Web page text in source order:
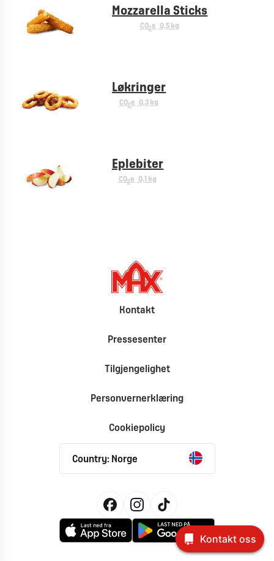
Mozzarella Sticks
CO2e 0,5 kg
Løkringer
CO2e 0,3 kg
Eplebiter
CO2e 0,1 kg
Kontakt
Pressesenter
Tilgjengelighet
Personvernerklæring
Cookiepolicy
Country: Norge
Kontakt oss